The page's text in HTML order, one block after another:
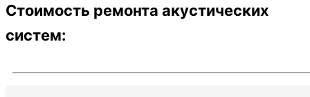
Стоимость ремонта акустических
систем: